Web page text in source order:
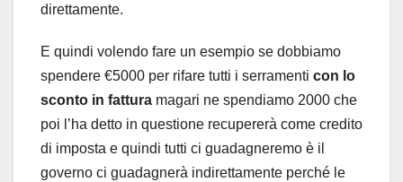
direttamente.
E quindi volendo fare un esempio se dobbiamo
spendere €5000 per rifare tutti i serramenti con lo
sconto in fattura magari ne spendiamo 2000 che
poi l’ha detto in questione recupererà come credito
di imposta e quindi tutti ci guadagneremo è il
governo ci guadagnerà indirettamente perché le